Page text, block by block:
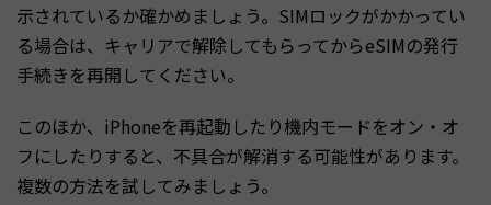
示されているか確かめましょう。SIMロックがかかってい
る場合は、キャリアで解除してもらってからeSIMの発行
手続きを再開してください。
このほか、iPhoneを再起動したり機内モードをオン・オ
フにしたりすると、不具合が解消する可能性があります。
複数の方法を試してみましょう。